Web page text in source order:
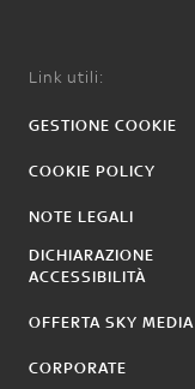
Link utili:
GESTIONE COOKIE
COOKIE POLICY
NOTE LEGALI
DICHIARAZIONE
ACCESSIBILITÀ
OFFERTA SKY MEDIA
CORPORATE